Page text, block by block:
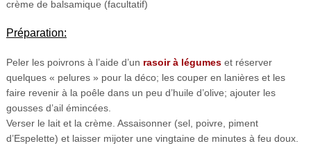
crème de balsamique (facultatif)
Préparation:
Peler les poivrons à l’aide d’un rasoir à légumeset réserver
quelques « pelures » pour la déco; les couper en lanières et les
faire revenir à la poêle dans un peu d’huile d’olive; ajouter les
gousses d’ail émincées.
Verser le lait et la crème. Assaisonner (sel, poivre, piment
d’Espelette) et laisser mijoter une vingtaine de minutes à feu doux.